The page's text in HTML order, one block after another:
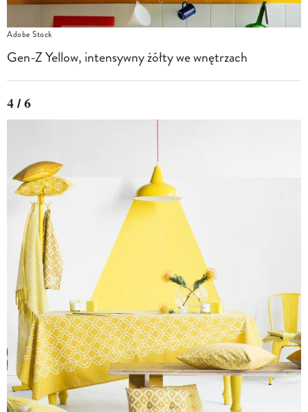
Adobe Stock
Gen-Z Yellow, intensywny żółty we wnętrzach
4 / 6